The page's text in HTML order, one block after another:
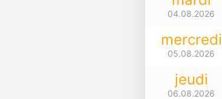
04.08.2026
mercredi
05.08.2026
jeudi
06.08.2026